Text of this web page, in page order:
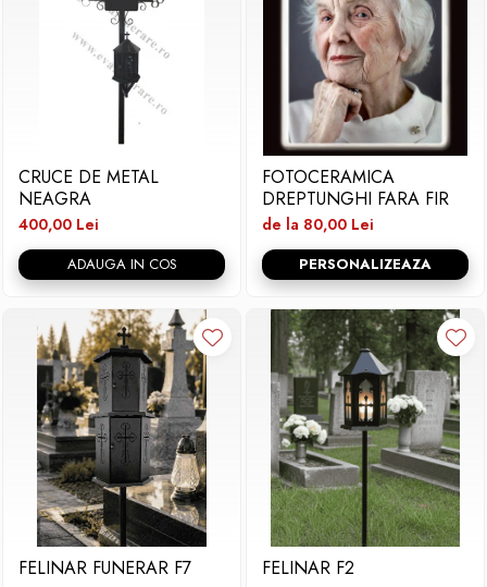
CRUCE DE METAL
NEAGRA
400,00 Lei
ADAUGA IN COS
FOTOCERAMICA
DREPTUNGHI FARA FIR
de la 80,00 Lei
PERSONALIZEAZA
FELINAR FUNERAR F7 FELINAR F2